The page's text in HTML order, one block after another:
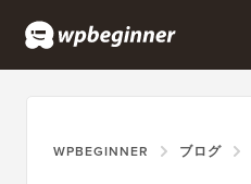
WPBEGINNER ブログ